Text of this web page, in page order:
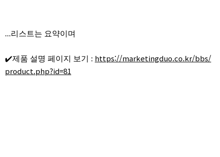
...리스트는 요약이며
✔️제품 설명 페이지 보기 : https://marketingduo.co.kr/bbs/
product.php?id=81